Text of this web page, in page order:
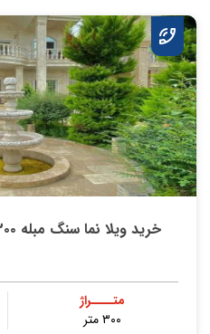
خرید ویلا نما سنگ مبله ۳۰۰ متری در نصرت آباد نور
متــــراژ
۳۰۰ متر